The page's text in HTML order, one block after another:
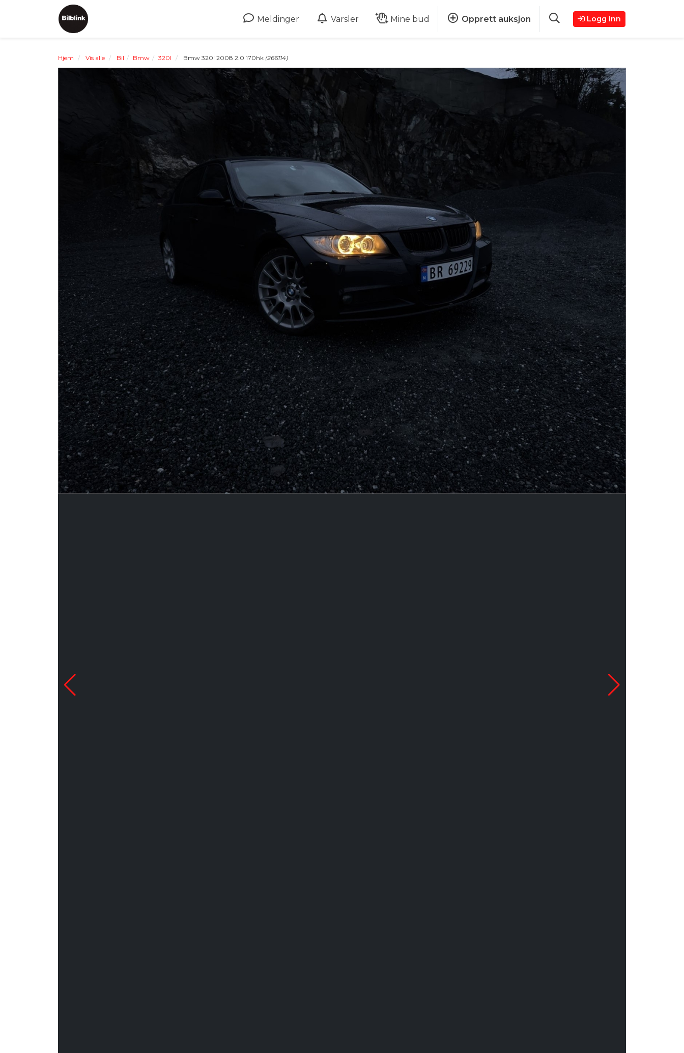
Meldinger Varsler Mine bud Opprett auksjon Logg inn
Hjem Vis alle Bil Bmw 320I Bmw 320i 2008 2.0 170hk (266114)